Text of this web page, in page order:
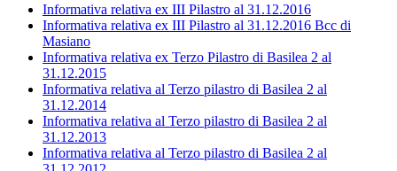
Informativa relativa ex III Pilastro al 31.12.2016
Informativa relativa ex III Pilastro al 31.12.2016 Bcc di
Masiano
Informativa relativa ex Terzo Pilastro di Basilea 2 al
31.12.2015
Informativa relativa al Terzo pilastro di Basilea 2 al
31.12.2014
Informativa relativa al Terzo pilastro di Basilea 2 al
31.12.2013
Informativa relativa al Terzo pilastro di Basilea 2 al